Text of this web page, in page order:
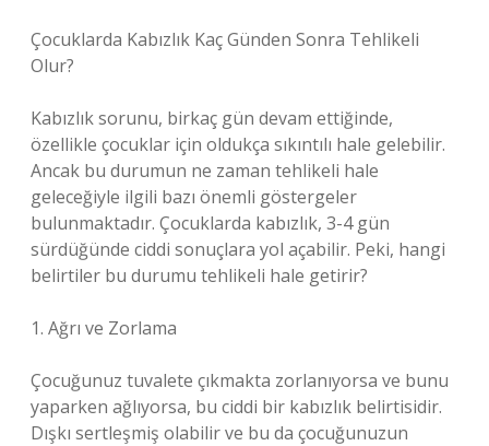
Çocuklarda Kabızlık Kaç Günden Sonra Tehlikeli
Olur?
Kabızlık sorunu, birkaç gün devam ettiğinde,
özellikle çocuklar için oldukça sıkıntılı hale gelebilir.
Ancak bu durumun ne zaman tehlikeli hale
geleceğiyle ilgili bazı önemli göstergeler
bulunmaktadır. Çocuklarda kabızlık, 3-4 gün
sürdüğünde ciddi sonuçlara yol açabilir. Peki, hangi
belirtiler bu durumu tehlikeli hale getirir?
1. Ağrı ve Zorlama
Çocuğunuz tuvalete çıkmakta zorlanıyorsa ve bunu
yaparken ağlıyorsa, bu ciddi bir kabızlık belirtisidir.
Dışkı sertleşmiş olabilir ve bu da çocuğunuzun